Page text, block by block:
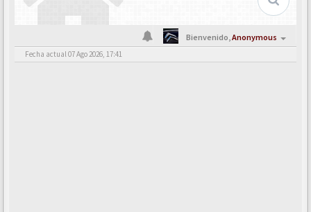
Bienvenido,Anonymous
Fecha actual 07 Ago 2026, 17:41